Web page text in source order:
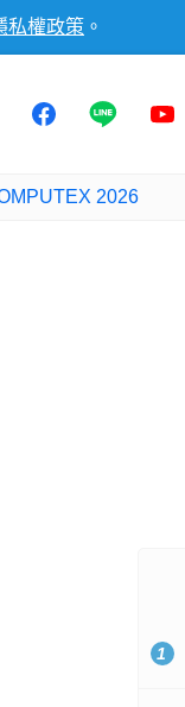
私權政策 。
2026
1